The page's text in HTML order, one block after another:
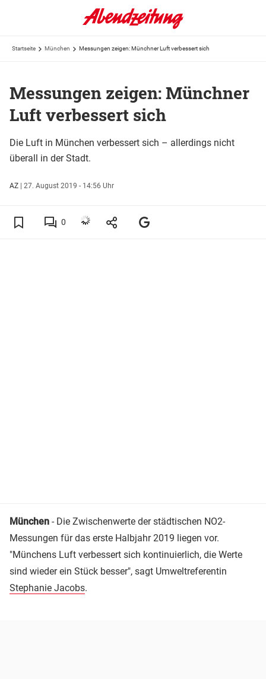
Startseite München Messungen zeigen: Münchner Luft verbessert sich
Messungen zeigen: Münchner
Luft verbessert sich
Die Luft in München verbessert sich – allerdings nicht
überall in der Stadt.
AZ | 27. August 2019 - 14:56 Uhr
0
München - Die Zwischenwerte der städtischen NO2-
Messungen für das erste Halbjahr 2019 liegen vor.
"Münchens Luft verbessert sich kontinuierlich, die Werte
sind wieder ein Stück besser", sagt Umweltreferentin
Stephanie Jacobs.